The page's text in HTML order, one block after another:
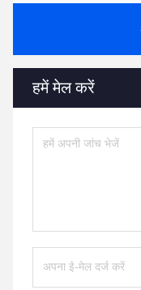
हमें मेल करें